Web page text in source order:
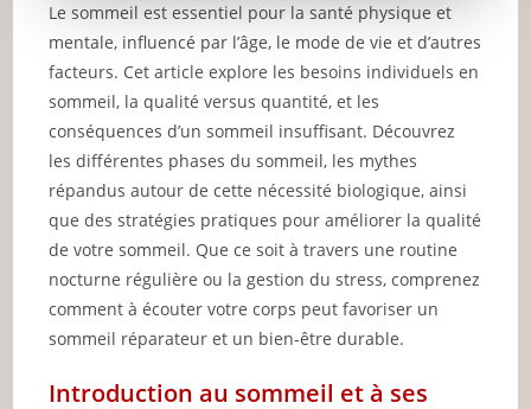
Le sommeil est essentiel pour la santé physique et
mentale, influencé par l’âge, le mode de vie et d’autres
facteurs. Cet article explore les besoins individuels en
sommeil, la qualité versus quantité, et les
conséquences d’un sommeil insuffisant. Découvrez
les différentes phases du sommeil, les mythes
répandus autour de cette nécessité biologique, ainsi
que des stratégies pratiques pour améliorer la qualité
de votre sommeil. Que ce soit à travers une routine
nocturne régulière ou la gestion du stress, comprenez
comment à écouter votre corps peut favoriser un
sommeil réparateur et un bien-être durable.
Introduction au sommeil et à ses